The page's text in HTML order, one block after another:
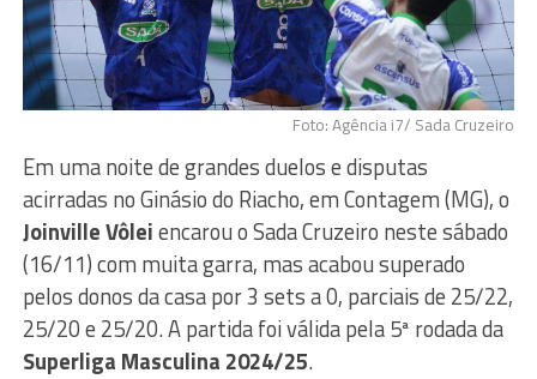
Foto: Agência i7/ Sada Cruzeiro
Em uma noite de grandes duelos e disputas
acirradas no Ginásio do Riacho, em Contagem (MG), o
Joinville Vôleiencarou o Sada Cruzeiro neste sábado
(16/11) com muita garra, mas acabou superado
pelos donos da casa por 3 sets a 0, parciais de 25/22,
25/20 e 25/20. A partida foi válida pela 5ª rodada da
Superliga Masculina 2024/25.